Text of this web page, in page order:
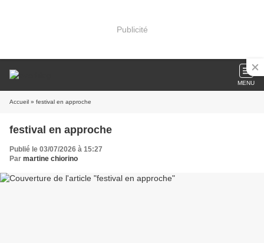
Publicité
MENU
Accueil » festival en approche
festival en approche
Publié le 03/07/2026 à 15:27
Par martine chiorino